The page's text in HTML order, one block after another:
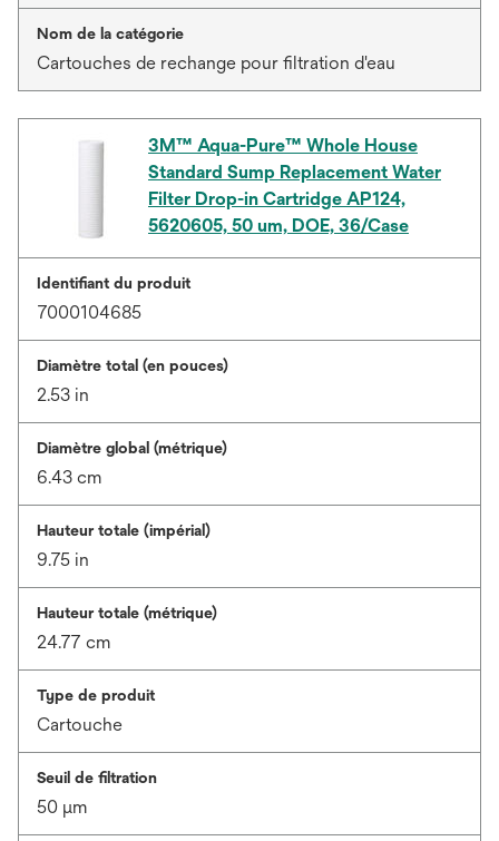
Nom de la catégorie
Cartouches de rechange pour filtration d'eau
3M™ Aqua-Pure™ Whole House
Standard Sump Replacement Water
Filter Drop-in Cartridge AP124,
5620605, 50 um, DOE, 36/Case
Identifiant du produit
7000104685
Diamètre total (en pouces)
2.53 in
Diamètre global (métrique)
6.43 cm
Hauteur totale (impérial)
9.75 in
Hauteur totale (métrique)
24.77 cm
Type de produit
Cartouche
Seuil de filtration
50 μm